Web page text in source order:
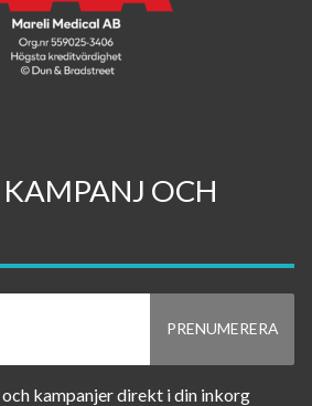
OCH
och kampanjer direkt i din inkorg